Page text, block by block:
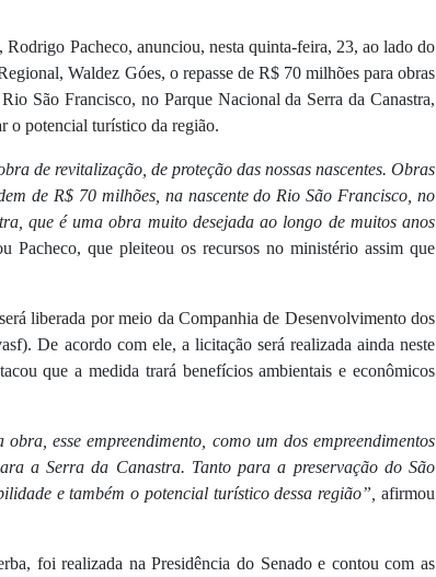
Pacheco, anunciou, nesta quinta-feira, 23, ao lado do
Waldez Góes, o repasse de R$ 70 milhões para obras
São Francisco, no Parque Nacional da Serra da Canastra,
o potencial turístico da região.
de revitalização, de proteção das nossas nascentes. Obras
de R$ 70 milhões, na nascente do Rio São Francisco, no
que é uma obra muito desejada ao longo de muitos anos
Pacheco, que pleiteou os recursos no ministério assim que
liberada por meio da Companhia de Desenvolvimento dos
De acordo com ele, a licitação será realizada ainda neste
que a medida trará benefícios ambientais e econômicos
esse empreendimento, como um dos empreendimentos
a Serra da Canastra. Tanto para a preservação do São
e também o potencial turístico dessa região”, afirmou
foi realizada na Presidência do Senado e contou com as